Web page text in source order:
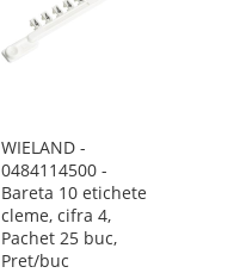
WIELAND -
0484114500 -
Bareta 10 etichete
cleme, cifra 4,
Pachet 25 buc,
Pret/buc
Adauga
în
cos